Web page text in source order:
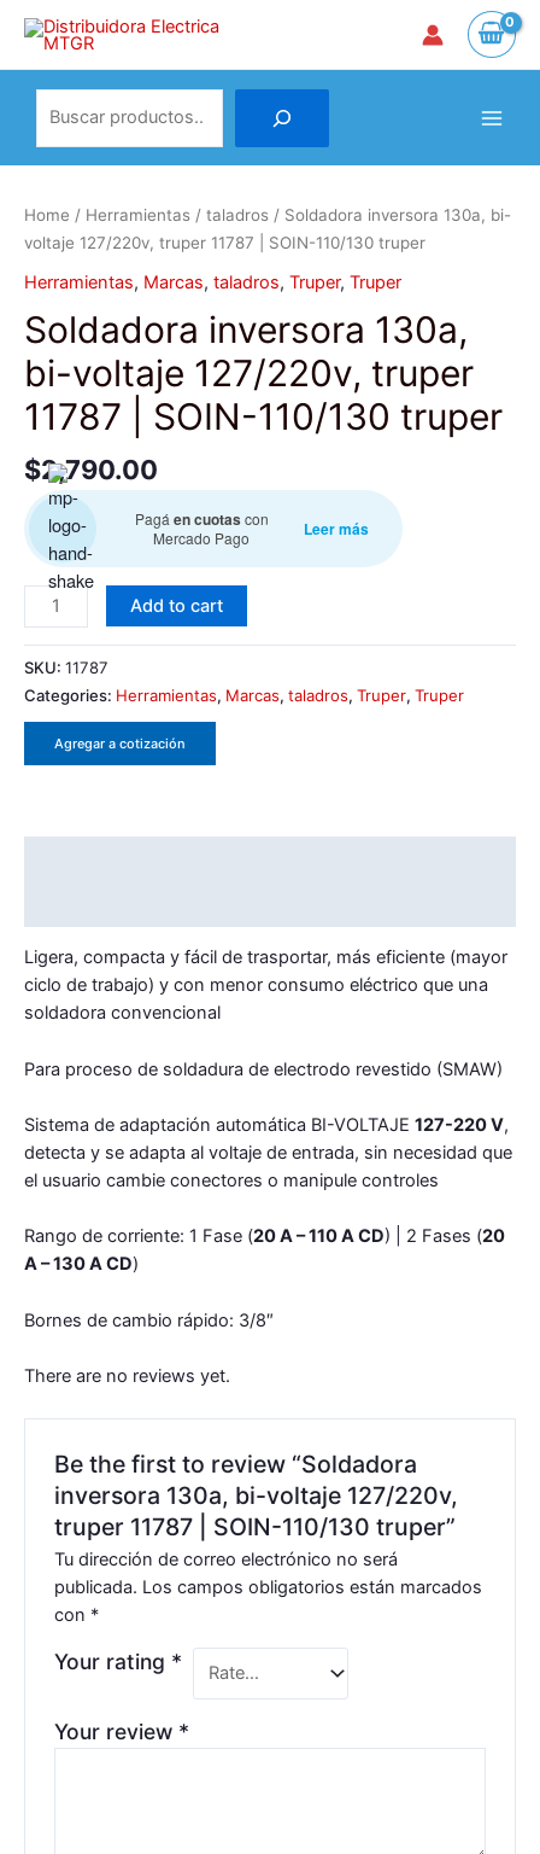
contenido
Buscar
Home / Herramientas / taladros / Soldadora inversora 130a, bi-
voltaje 127/220v, truper 11787 | SOIN-110/130 truper
Herramientas, Marcas, taladros, Truper, Truper
Soldadora inversora 130a,
bi-voltaje 127/220v, truper
11787 | SOIN-110/130 truper
$2,790.00
Pagáen cuotas con
Mercado Pago
Leer más
inversora
130a,
voltaje
127/220v,
truper
11787
|
SOIN-
110/130
truper
quantity
Add to cart
SKU: 11787
Categories: Herramientas, Marcas, taladros, Truper, Truper
Agregar a cotización
Ligera, compacta y fácil de trasportar, más eficiente (mayor
ciclo de trabajo) y con menor consumo eléctrico que una
soldadora convencional
Para proceso de soldadura de electrodo revestido (SMAW)
Sistema de adaptación automática BI-VOLTAJE 127-220 V,
detecta y se adapta al voltaje de entrada, sin necesidad que
el usuario cambie conectores o manipule controles
Rango de corriente: 1 Fase (20 A – 110 A CD) | 2 Fases (20
A – 130 A CD)
Bornes de cambio rápido: 3/8″
There are no reviews yet.
Be the first to review “Soldadora
inversora 130a, bi-voltaje 127/220v,
truper 11787 | SOIN-110/130 truper”
Tu dirección de correo electrónico no será
publicada. Los campos obligatorios están marcados
con *
Your rating *
Your review *